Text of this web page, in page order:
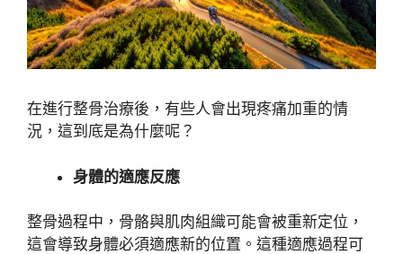
在進行整骨治療後，有些人會出現疼痛加重的情
況，這到底是為什麼呢？
身體的適應反應
整骨過程中，骨骼與肌肉組織可能會被重新定位，
這會導致身體必須適應新的位置。這種適應過程可